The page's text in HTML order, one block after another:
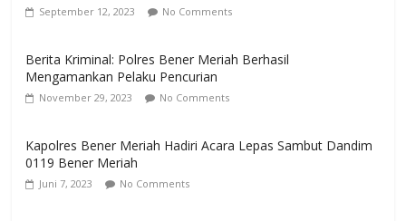
September 12, 2023 No Comments
Berita Kriminal: Polres Bener Meriah Berhasil
Mengamankan Pelaku Pencurian
November 29, 2023 No Comments
Kapolres Bener Meriah Hadiri Acara Lepas Sambut Dandim
0119 Bener Meriah
Juni 7, 2023 No Comments